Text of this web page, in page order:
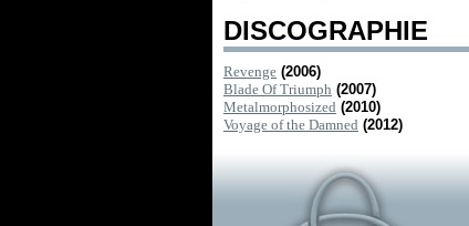
DISCOGRAPHIE
Revenge (2006)
Blade Of Triumph (2007)
Metalmorphosized (2010)
Voyage of the Damned (2012)